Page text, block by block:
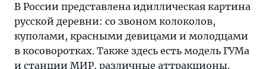
В России представлена идиллическая картина
русской деревни: со звоном колоколов,
куполами, красными девицами и молодцами
в косоворотках. Также здесь есть модель ГУМа
и станции МИР, различные аттракционы.